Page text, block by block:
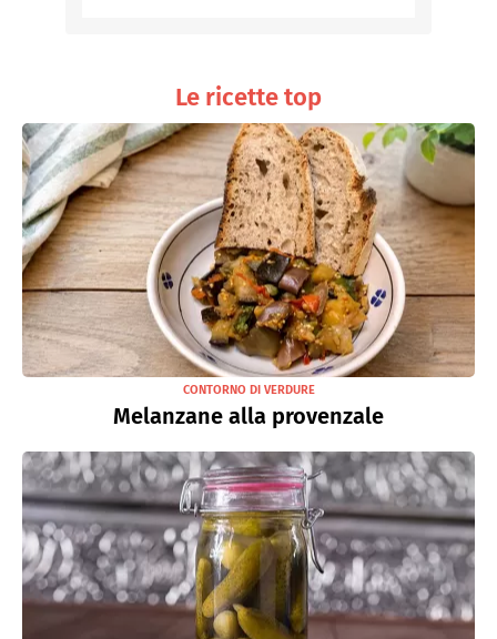
Le ricette top
CONTORNO DI VERDURE
Melanzane alla provenzale